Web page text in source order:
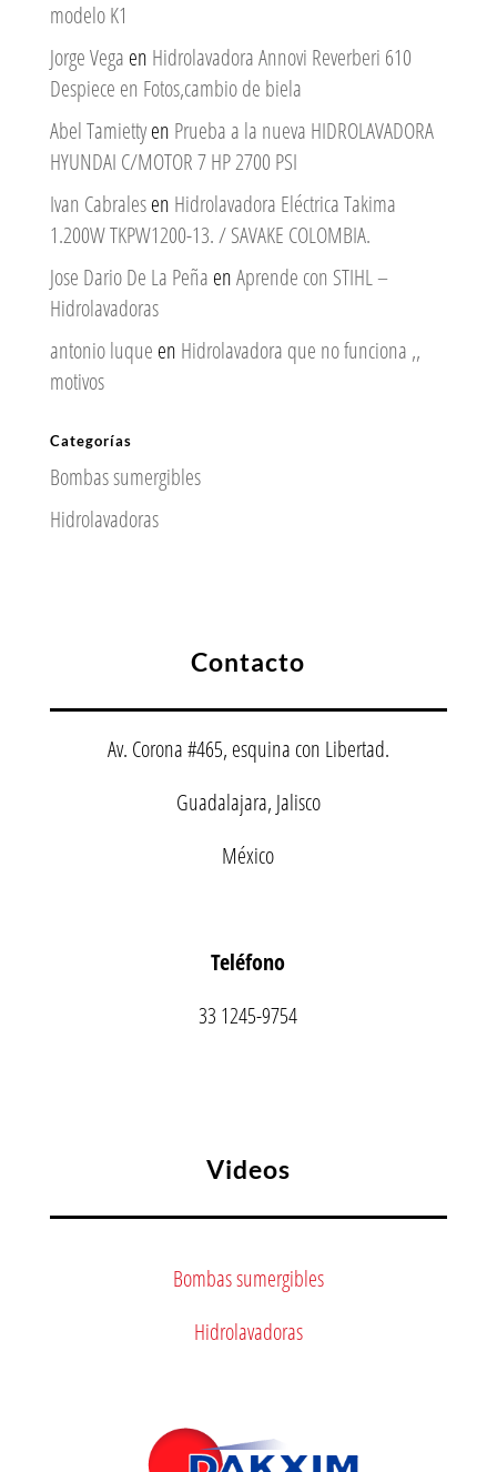
modelo K1
Jorge Vega en Hidrolavadora Annovi Reverberi 610
Despiece en Fotos,cambio de biela
Abel Tamiettyen Prueba a la nueva HIDROLAVADORA
HYUNDAI C/MOTOR 7 HP 2700 PSI
Ivan Cabralesen Hidrolavadora Eléctrica Takima
1.200W TKPW1200-13. / SAVAKE COLOMBIA.
Jose Dario De La Peña enAprende con STIHL –
Hidrolavadoras
antonio luque en Hidrolavadora que no funciona ,,
motivos
Categorías
Bombas sumergibles
Hidrolavadoras
Contacto
Av. Corona #465, esquina con Libertad.
Guadalajara, Jalisco
México
Teléfono
33 1245-9754
Videos
Bombas sumergibles
Hidrolavadoras